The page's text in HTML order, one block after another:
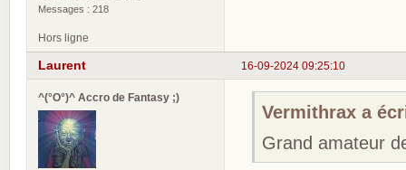
Messages : 218
Hors ligne
16-09-2024 09:25:10
Laurent
^(°O°)^ Accro de Fantasy ;)
Vermithrax a
Grand amateur